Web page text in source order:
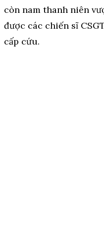
còn nam thanh niên
được các chiến sĩ
cấp cứu.